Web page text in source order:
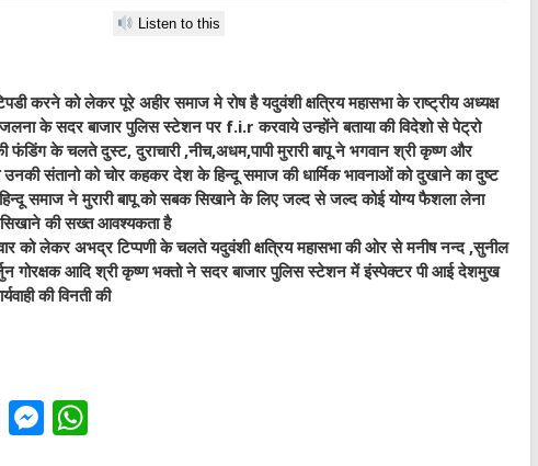
Listen to this
करने को लेकर पूरे अहीर समाज मे रोष है यदुवंशी क्षत्रिय महासभा के राष्ट्रीय अध्यक्ष
के सदर बाजार पुलिस स्टेशन पर f.i.r करवाये उन्होंने बताया की विदेशो से पेट्रो
के चलते दुस्ट, दुराचारी ,नीच,अधम,पापी मुरारी बापू ने भगवान श्री कृष्ण और
उनकी संतानो को चोर कहकर देश के हिन्दू समाज की धार्मिक भावनाओं को दुखाने का दुष्ट
हिन्दू समाज ने मुरारी बापू को सबक सिखाने के लिए जल्द से जल्द कोई योग्य फैशला लेना
की सख्त आवश्यकता है
को लेकर अभद्र टिप्पणी के चलते यदुवंशी क्षत्रिय महासभा की ओर से मनीष नन्द ,सुनील
गोरक्षक आदि श्री कृष्ण भक्तो ने सदर बाजार पुलिस स्टेशन में इंस्पेक्टर पी आई देशमुख
की विनती की
E
M